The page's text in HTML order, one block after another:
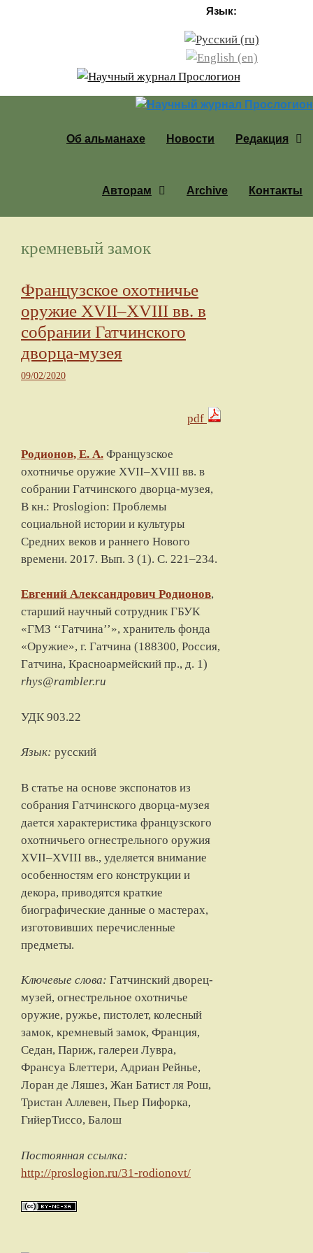
Язык:
Об альманахе Новости Редакция
Авторам Archive Контакты
кремневый замок
Французское охотничье
оружие XVII–XVIII вв. в
собрании Гатчинского
дворца-музея
09/02/2020
pdf
Родионов, Е. А. Французское
охотничье оружие XVII–XVIII вв. в
собрании Гатчинского дворца-музея,
В кн.: Proslogion: Проблемы
социальной истории и культуры
Средних веков и раннего Нового
времени. 2017. Вып. 3 (1). С. 221–234.
Евгений Александрович Родионов,
старший научный сотрудник ГБУК
«ГМЗ ‘‘Гатчина’’», хранитель фонда
«Оружие», г. Гатчина (188300, Россия,
Гатчина, Красноармейский пр., д. 1)
rhys@rambler.ru
УДК 903.22
Язык: русский
В статье на основе экспонатов из
собрания Гатчинского дворца-музея
дается характеристика французского
охотничьего огнестрельного оружия
XVII–XVIII вв., уделяется внимание
особенностям его конструкции и
декора, приводятся краткие
биографические данные о мастерах,
изготовивших перечисленные
предметы.
Ключевые слова: Гатчинский дворец-
музей, огнестрельное охотничье
оружие, ружье, пистолет, колесный
замок, кремневый замок, Франция,
Седан, Париж, галереи Лувра,
Франсуа Блеттери, Адриан Рейнье,
Лоран де Ляшез, Жан Батист ля Рош,
Тристан Аллевен, Пьер Пифорка,
ГийерТиссо, Балош
Постоянная ссылка:
http://proslogion.ru/31-rodionovt/